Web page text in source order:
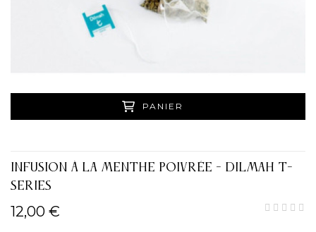
PANIER
INFUSION À LA MENTHE POIVRÉE - DILMAH T-
SERIES
12,00 €